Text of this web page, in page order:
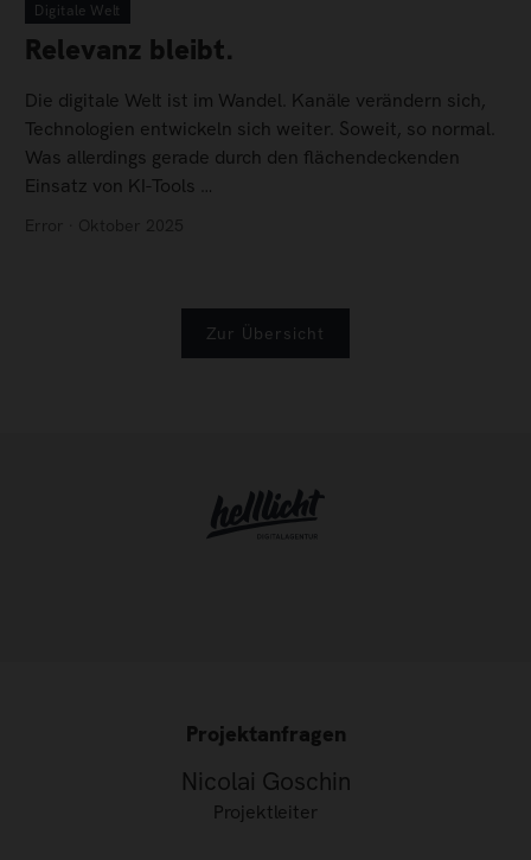
Digitale Welt
Relevanz bleibt.
Die digitale Welt ist im Wandel. Kanäle verändern sich,
Technologien entwickeln sich weiter. Soweit, so normal.
Was allerdings gerade durch den flächendeckenden
Einsatz von KI-Tools …
Zur Übersicht
Projektanfragen
Nicolai Goschin
Projektleiter